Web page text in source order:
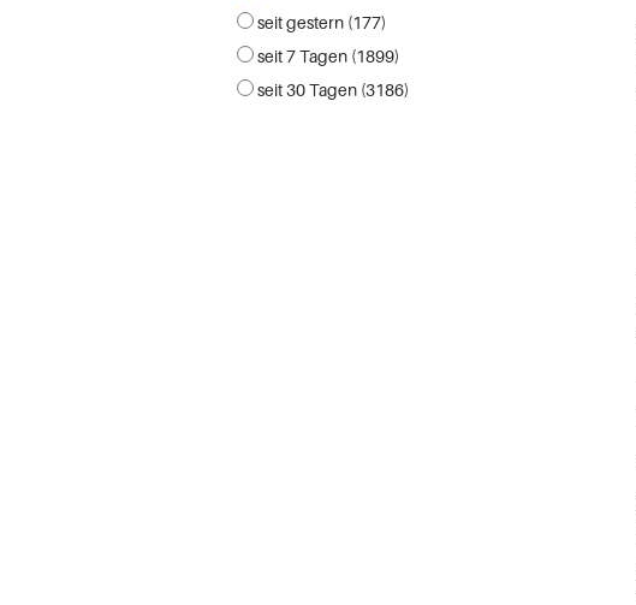
seit gestern (177)
seit 7 Tagen (1899)
seit 30 Tagen (3186)